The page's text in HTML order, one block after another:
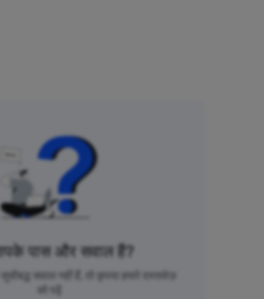
पास और सवाल हैं?
सवाल नहीं हैं, तो कृपया हमारे दस्तावेज़